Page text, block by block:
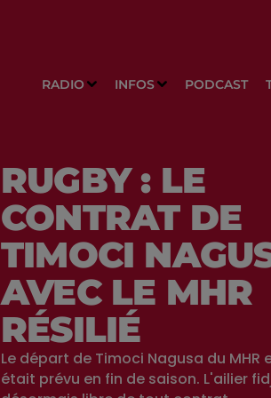
RADIO INFOS PODCAST
RUGBY : LE
CONTRAT DE
TIMOCI
AVEC LE MHR
RÉSILIÉ
Le départ de Timoci Nagusa du MHR
était prévu en fin de saison. L'ailier